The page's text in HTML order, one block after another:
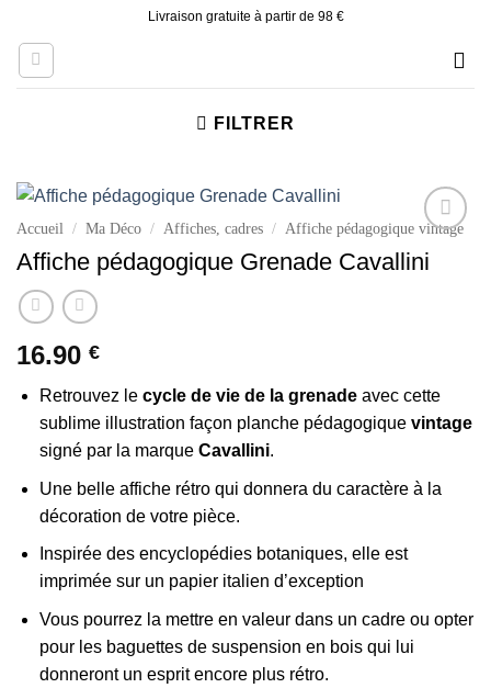
content
Livraison gratuite à partir de 98 €
FILTRER
Ajouter
à la liste
Accueil / Ma Déco / Affiches, cadres / Affiche pédagogique vintage
Affiche pédagogique Grenade Cavallini
16.90 €
Retrouvez le cycle de vie de la grenadeavec cette
sublime illustration façon planche pédagogique vintage
signé par la marque Cavallini.
Une belle affiche rétro qui donnera du caractère à la
décoration de votre pièce.
Inspirée des encyclopédies botaniques, elle est
imprimée sur un papier italien d’exception
Vous pourrez la mettre en valeur dans un cadre ou opter
pour les baguettes de suspension en bois qui lui
donneront un esprit encore plus rétro.